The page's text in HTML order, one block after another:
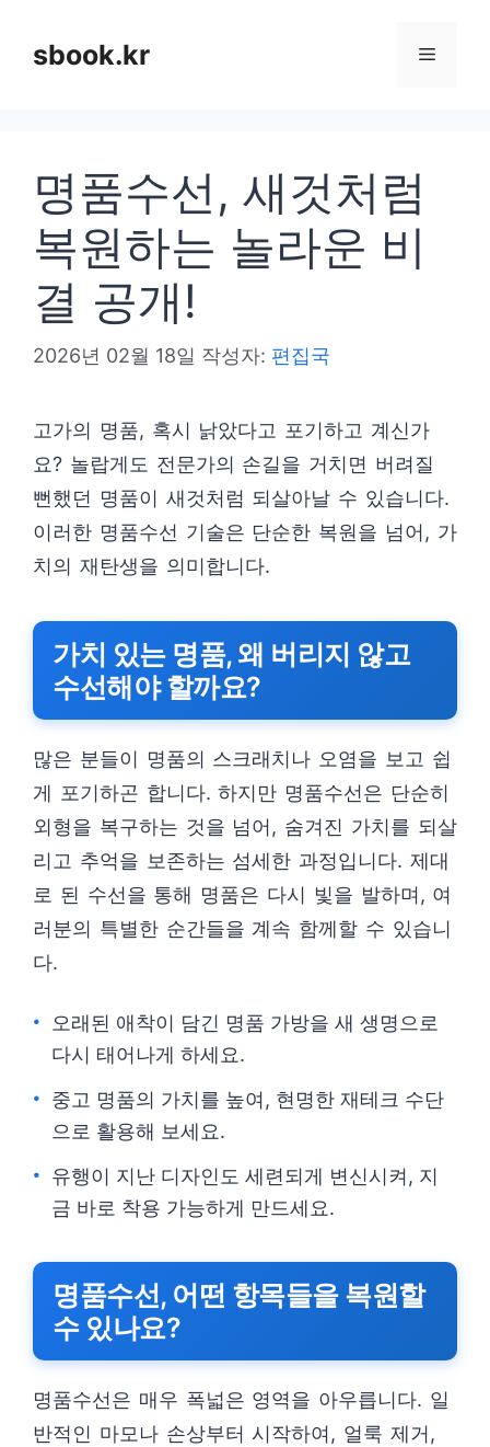
sbook.kr 메
명품수선, 새것처럼
복원하는 놀라운 비
결 공개!
2026년 02월 18일 작성자: 편집국
고가의 명품, 혹시 낡았다고 포기하고 계신가
요? 놀랍게도 전문가의 손길을 거치면 버려질
뻔했던 명품이 새것처럼 되살아날 수 있습니다.
이러한 명품수선 기술은 단순한 복원을 넘어, 가
치의 재탄생을 의미합니다.
가치 있는 명품, 왜 버리지 않고
수선해야 할까요?
많은 분들이 명품의 스크래치나 오염을 보고 쉽
게 포기하곤 합니다. 하지만 명품수선은 단순히
외형을 복구하는 것을 넘어, 숨겨진 가치를 되살
리고 추억을 보존하는 섬세한 과정입니다. 제대
로 된 수선을 통해 명품은 다시 빛을 발하며, 여
러분의 특별한 순간들을 계속 함께할 수 있습니
다.
오래된 애착이 담긴 명품 가방을 새 생명으로
다시 태어나게 하세요.
중고 명품의 가치를 높여, 현명한 재테크 수단
으로 활용해 보세요.
유행이 지난 디자인도 세련되게 변신시켜, 지
금 바로 착용 가능하게 만드세요.
명품수선, 어떤 항목들을 복원할
수 있나요?
명품수선은 매우 폭넓은 영역을 아우릅니다. 일
반적인 마모나 손상부터 시작하여, 얼룩 제거,